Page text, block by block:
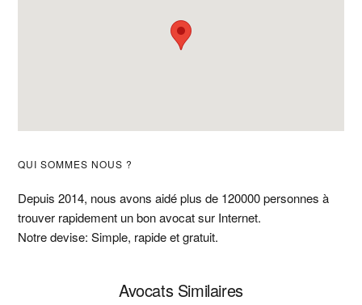
Barre
latérale
principale
QUI SOMMES NOUS ?
Depuis 2014, nous avons aidé plus de 120000 personnes à
trouver rapidement un bon avocat sur Internet.
Notre devise: Simple, rapide et gratuit.
Avocats Similaires